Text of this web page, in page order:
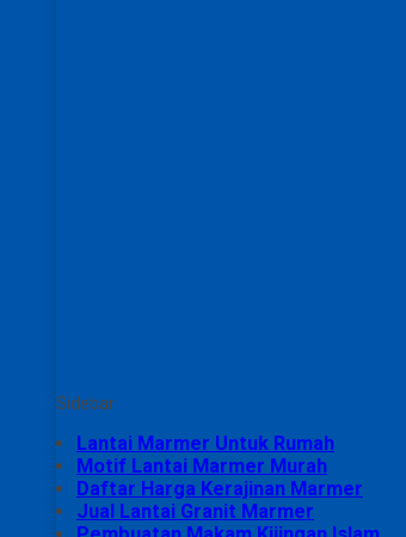
Sidebar
Lantai Marmer Untuk Rumah
Motif Lantai Marmer Murah
Daftar Harga Kerajinan Marmer
Jual Lantai Granit Marmer